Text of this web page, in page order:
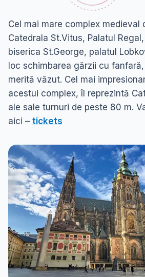
Cel mai mare complex medieval
Catedrala St.Vitus, Palatul
biserica St.George, palatul
loc schimbarea gărzii cu
merită văzut. Cel mai
acestui complex, îl reprezintă
ale sale turnuri de peste 80 m.
aici – tickets